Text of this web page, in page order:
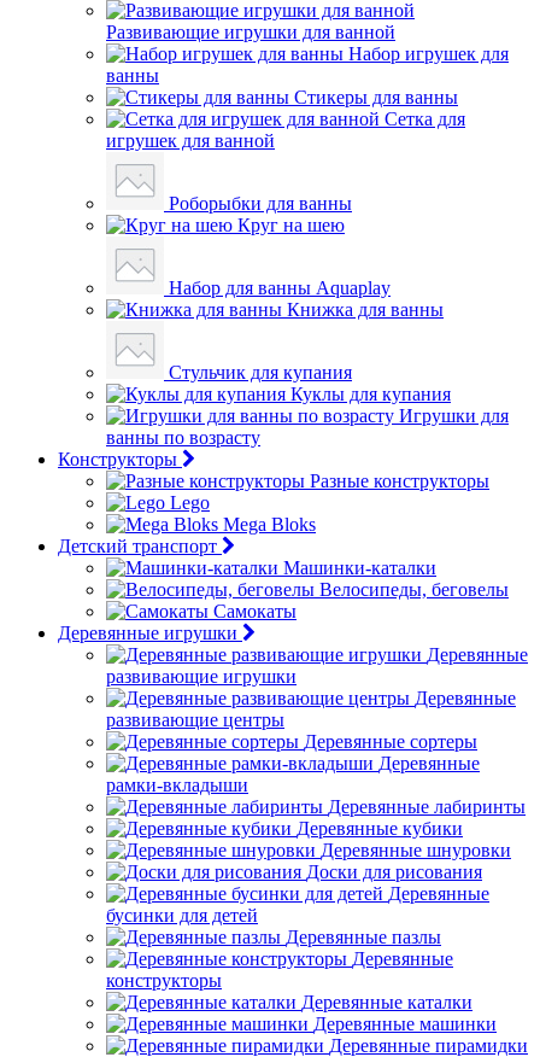
Развивающие игрушки для ванной
Набор игрушек для
ванны
Стикеры для ванны
Сетка для
игрушек для ванной
Роборыбки для ванны
Круг на шею
Набор для ванны Aquaplay
Книжка для ванны
Стульчик для купания
Куклы для купания
Игрушки для
ванны по возрасту
Конструкторы
Разные конструкторы
Lego
Mega Bloks
Детский транспорт
Машинки-каталки
Велосипеды, беговелы
Самокаты
Деревянные игрушки
Деревянные
развивающие игрушки
Деревянные
развивающие центры
Деревянные сортеры
Деревянные
рамки-вкладыши
Деревянные лабиринты
Деревянные кубики
Деревянные шнуровки
Доски для рисования
Деревянные
бусинки для детей
Деревянные пазлы
Деревянные
конструкторы
Деревянные каталки
Деревянные машинки
Деревянные пирамидки